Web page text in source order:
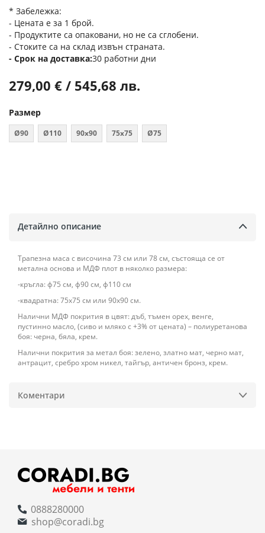
* Забележка:
- Цената е за 1 брой.
- Продуктите са опаковани, но не са сглобени.
- Стоките са на склад извън страната.
Срок на доставка 30 работни дни
279,00 € / 545,68 лв.
Размер
Ø90 Ø110 90х90 75x75 Ø75
Детайлно описание
Трапезна маса с височина 73 см или 78 см, състояща се от
метална основа и МДФ плот в няколко размера:
-кръгла: ф75 см, ф90 см, ф110 см
-квадратна: 75х75 см или 90х90 см.
Налични МДФ покрития в цвят: дъб, тъмен орех, венге,
пустинно масло, (сиво и мляко с +3% от цената) – полиуретанова
боя: черна, бяла, крем.
Налични покрития за метал боя: зелено, златно мат, черно мат,
антрацит, сребро хром никел, тайгър, античен бронз, крем.
Коментари
0888280000
shop@coradi.bg